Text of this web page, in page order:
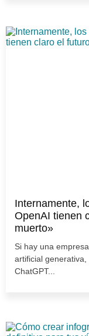
Internamente,
OpenAI tienen
muerto»
Si hay una
artificial
ChatGPT...